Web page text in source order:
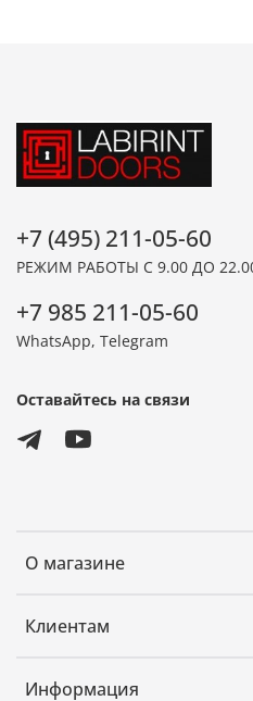
О магазине
Клиентам
Информация
+7 (495) 211-05-60
РЕЖИМ РАБОТЫ С 9.00 ДО
+7 985 211-05-60
WhatsApp, Telegram
Оставайтесь на связи